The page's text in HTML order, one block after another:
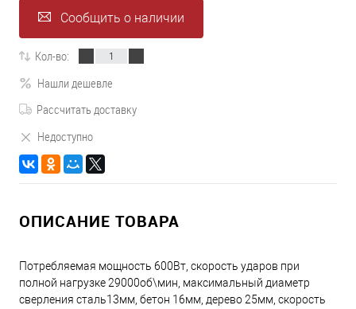
Сообщить о наличии
Кол-во:
Нашли дешевле
Рассчитать доставку
Недоступно
ОПИСАНИЕ ТОВАРА
Потребляемая мощность 600Вт, скорость ударов при
полной нагрузке 29000об\мин, максимальный диаметр
сверления сталь13мм, бетон 16мм, дерево 25мм, скорость